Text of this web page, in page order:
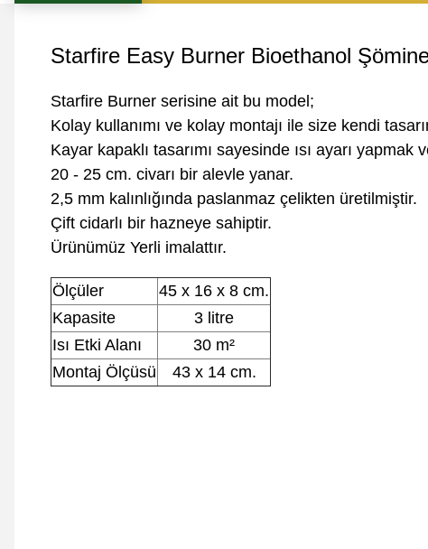
Starfire Easy Burner Bioethanol
Starfire Burner serisine ait bu model;
Kolay kullanımı ve kolay montajı ile size kendi
Kayar kapaklı tasarımı sayesinde ısı ayarı
20 - 25 cm. civarı bir alevle yanar.
2,5 mm kalınlığında paslanmaz çelikten üretilmiştir.
Çift cidarlı bir hazneye sahiptir.
Ürünümüz Yerli imalattır.
Ölçüler
45 x 16 x 8 cm.
Kapasite
3 litre
Isı Etki Alanı
30 m²
Montaj Ölçüsü
43 x 14 cm.